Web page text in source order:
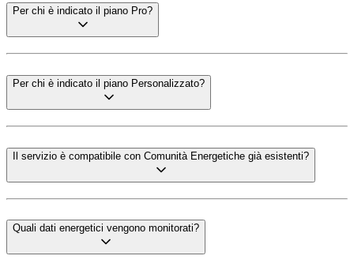
Per chi è indicato il piano Pro?
Per chi è indicato il piano Personalizzato?
Il servizio è compatibile con Comunità Energetiche già esistenti?
Quali dati energetici vengono monitorati?